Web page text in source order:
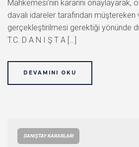
Mahkemesi’nin kararını onaylayarak,
davalı idareler tarafından
gerçekleştirilmesi gerektiği yönünde
T.C. D A N I Ş T A […]
DEVAMINI OKU
DANIŞTAY KARARLARI